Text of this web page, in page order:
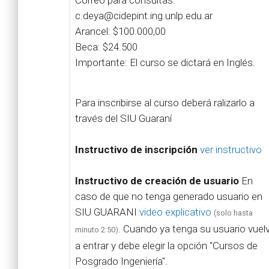
c.deya@cidepint.ing.unlp.edu.ar
Arancel: $100.000,00
Beca: $24.500
Importante: El curso se dictará en Inglés.
Para inscribirse al curso deberá ralizarlo a
través del SIU Guaraní
Instructivo de inscripción ver instructivo
Instructivo de creación de usuario En
caso de que no tenga generado usuario en
SIU GUARANI video explicativo (solo hasta
minuto 2:50). Cuando ya tenga su usuario
a entrar y debe elegir la opción "Cursos de
Posgrado Ingeniería".